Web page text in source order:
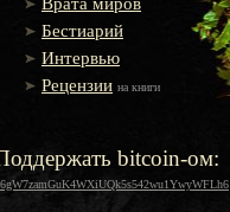
Бестиарий
Интервью
Рецензии на книги
bitcoin-ом: